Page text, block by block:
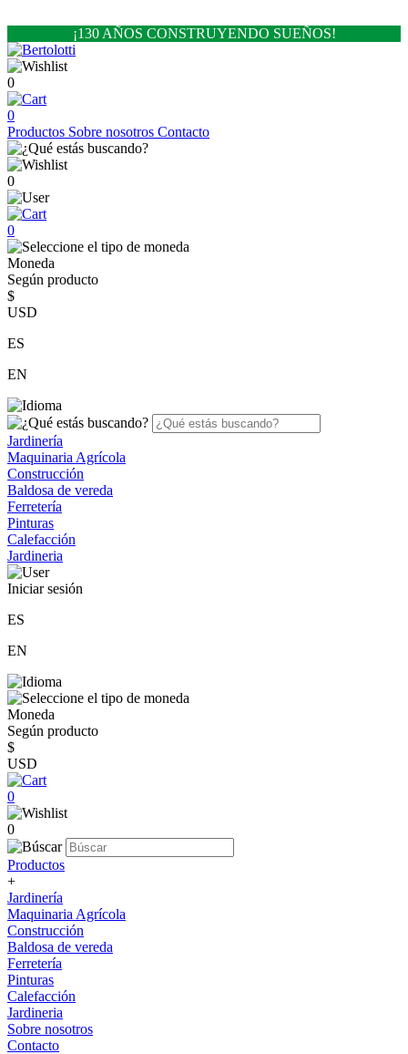
¡130 AÑOS CONSTRUYENDO SUEÑOS!
0
0
Productos Sobre nosotros Contacto
0
0
Moneda
Según producto
$
USD
ES
EN
Jardinería
Maquinaria Agrícola
Construcción
Baldosa de vereda
Ferretería
Pinturas
Calefacción
Jardineria
Iniciar sesión
ES
EN
Moneda
Según producto
$
USD
0
0
Productos
+
Jardinería
Maquinaria Agrícola
Construcción
Baldosa de vereda
Ferretería
Pinturas
Calefacción
Jardineria
Sobre nosotros
Contacto